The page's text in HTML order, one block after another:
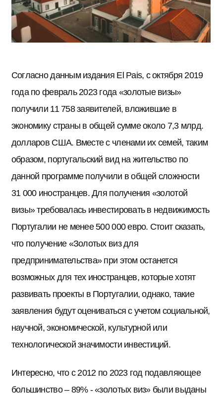
Согласно данным издания El Pais, с октября 2019
года по февраль 2023 года «золотые визы»
получили 11 758 заявителей, вложившие в
экономику страны в общей сумме около 7,3 млрд.
долларов США. Вместе с членами их семей, таким
образом, португальский вид на жительство по
данной программе получили в общей сложности
31 000 иностранцев. Для получения «золотой
визы» требовалась инвестировать в недвижимость
Португалии не менее 500 000 евро. Стоит сказать,
что получение «Золотых виз для
предпринимательства» при этом останется
возможных для тех иностранцев, которые хотят
развивать проекты в Португалии, однако, такие
заявления будут оцениваться с учетом социальной,
научной, экономической, культурной или
технологической значимости инвестиций.
Интересно, что с 2012 по 2023 год подавляющее
большинство – 89% - «золотых виз» были выданы